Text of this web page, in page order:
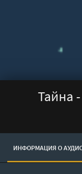
Тайна
ИНФОРМАЦИЯ О